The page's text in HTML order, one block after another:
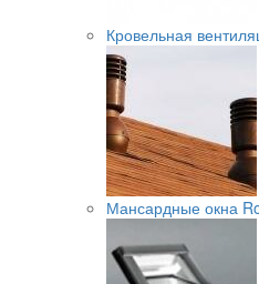
Кровельная
Мансардные окна